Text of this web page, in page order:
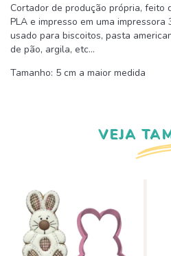
Cortador de produção própria, feito
PLA e impresso em uma
usado para biscoitos, pasta
de pão, argila, etc...
Tamanho: 5 cm a maior medida
VEJA